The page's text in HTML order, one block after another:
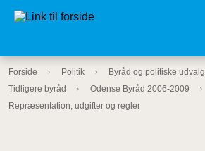
Forside Politik
Byråd og politiske udvalg
Tidligere byråd
Odense Byråd 2006-2009
Repræsentation, udgifter og regler